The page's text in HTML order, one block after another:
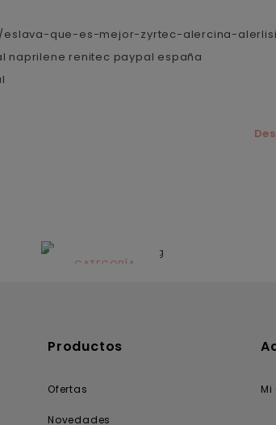
que-es-mejor-zyrtec-alercina-
naprilene renitec paypal españa
CATEGORÍA
Productos
Ofertas
Novedades